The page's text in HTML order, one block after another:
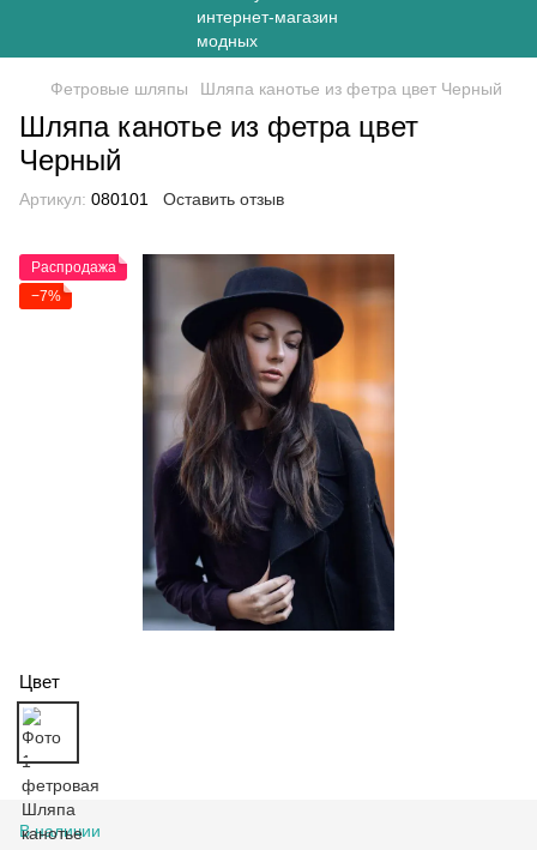
Фетровые шляпы Шляпа канотье из фетра цвет Черный
Шляпа канотье из фетра цвет
Черный
Артикул: 080101 Оставить отзыв
Распродажа
−7%
Цвет
В наличии